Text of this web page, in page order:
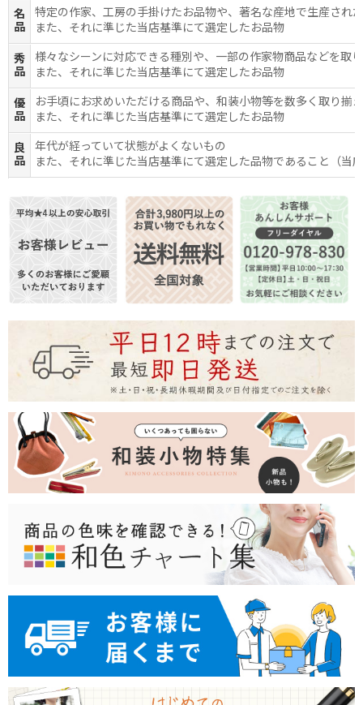
名
品
特定の作家、工房の手掛けたお品物や、著名な産地で生産され
また、それに準じた当店基準にて選定したお品物
秀
品
様々なシーンに対応できる種別や、一部の作家物商品などを取
また、それに準じた当店基準にて選定したお品物
優
品
お手頃にお求めいただける商品や、和装小物等を数多く取り揃
また、それに準じた当店基準にて選定したお品物
良
品
年代が経っていて状態がよくないもの
また、それに準じた当店基準にて選定した品物であること（当